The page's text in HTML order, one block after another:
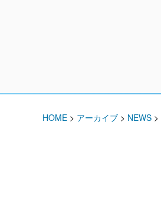
HOME > アーカイブ > NEWS >